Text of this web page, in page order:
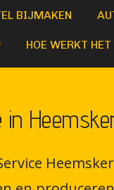
BIJMAKEN
HOE WERKT HET
in